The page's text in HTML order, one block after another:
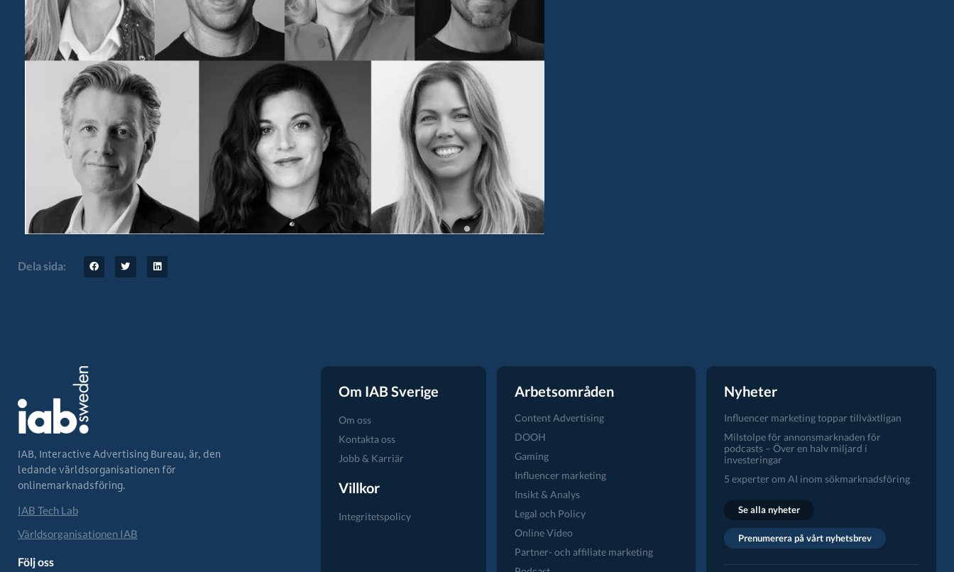
Dela sida:
IAB, Interactive Advertising Bureau, är, den
ledande världsorganisationen för
onlinemarknadsföring.
IAB Tech Lab
Världsorganisationen IAB
Följ oss
Om IAB Sverige
Om oss
Kontakta oss
Jobb & Karriär
Villkor
Integritetspolicy
Arbetsområden
Content Advertising
DOOH
Gaming
Influencer marketing
Insikt & Analys
Legal och Policy
Online Video
Partner- och affiliate marketing
Nyheter
Influencer marketing toppar tillväxtligan
Milstolpe för annonsmarknaden för
podcasts – Över en halv miljard i
investeringar
5 experter om AI inom sökmarknadsföring
Se alla nyheter
Prenumerera på vårt nyhetsbrev